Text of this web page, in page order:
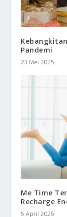
Pandemi
23 Mei 2025
Me Time
Recharge
5 April 2025